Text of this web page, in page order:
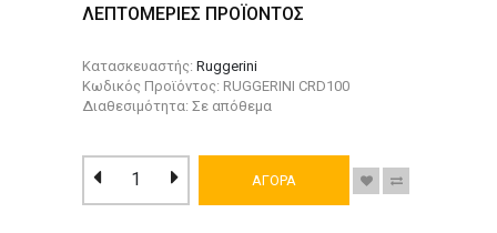
ΛΕΠΤΟΜΕΡΙΕΣ ΠΡΟΪΟΝΤΟΣ
Κατασκευαστής: Ruggerini
Κωδικός Προϊόντος: RUGGERINI CRD100
Διαθεσιμότητα: Σε απόθεμα
ΑΓΟΡΑ